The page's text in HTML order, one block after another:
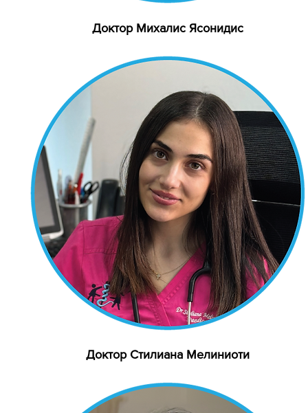
Доктор Михалис Ясонидис
Доктор Стилиана Мелиниоти